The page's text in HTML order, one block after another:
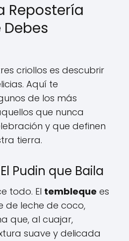
Repostería
criollos es descubrir
Aquí te
de los más
que nunca
y que definen
tierra.
Pudin que Baila
todo. El tembleque es
de leche de coco,
que, al cuajar,
suave y delicada